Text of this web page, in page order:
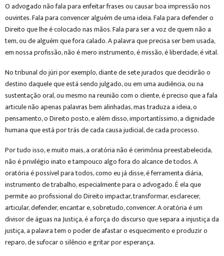
O advogado não fala para enfeitar frases ou causar boa impressão nos
ouvintes. Fala para convencer alguém de uma ideia. Fala para defender o
Direito que lhe é colocado nas mãos. Fala para ser a voz de quem não a
tem, ou de alguém que fora calado. A palavra que precisa ser bem usada,
em nossa profissão, não é mero instrumento, é missão, é liberdade, é vital.
No tribunal do júri por exemplo, diante de sete jurados que decidirão o
destino daquele que está sendo julgado, ou em uma audiência, ou na
sustentação oral, ou mesmo na reunião com o cliente, é preciso que a fala
articule não apenas palavras bem alinhadas, mas traduza a ideia, o
pensamento, o Direito posto, e além disso, importantíssimo, a dignidade
humana que está por trás de cada causa judicial, de cada processo.
Por tudo isso, e muito mais, a oratória não é cerimônia preestabelecida,
não é privilégio inato e tampouco algo fora do alcance de todos. A
oratória é possível para todos, como eu já disse, é ferramenta diária,
instrumento de trabalho, especialmente para o advogado. É ela que
permite ao profissional do Direito impactar, transformar, esclarecer,
articular, defender, encantar e, sobretudo, convencer. A oratória é um
divisor de águas na Justiça, é a força do discurso que separa a injustiça da
justiça, a palavra tem o poder de afastar o esquecimento e produzir o
reparo, de sufocar o silêncio e gritar por esperança.